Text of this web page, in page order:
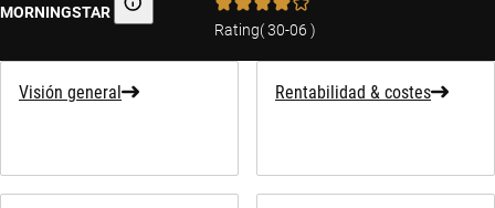
MORNINGSTAR Morningstar
Rating(30-06 )
Visión general Rentabilidad & costes